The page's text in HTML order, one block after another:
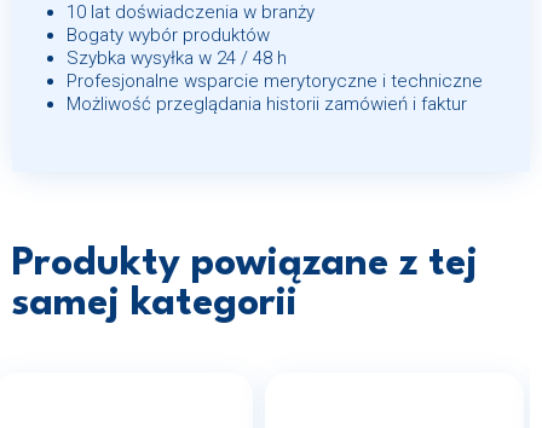
10 lat doświadczenia w branży
Bogaty wybór produktów
Szybka wysyłka w 24 / 48 h
Profesjonalne wsparcie merytoryczne i techniczne
Możliwość przeglądania historii zamówień i faktur
Produkty powiązane z tej
samej kategorii